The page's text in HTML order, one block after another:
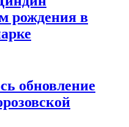
рождения в
обновление